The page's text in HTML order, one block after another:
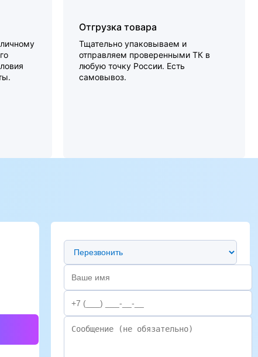
Отгрузка товара
Тщательно упаковываем и
отправляем проверенными ТК в
любую точку России. Есть
самовывоз.
Предпочтительный способ связи